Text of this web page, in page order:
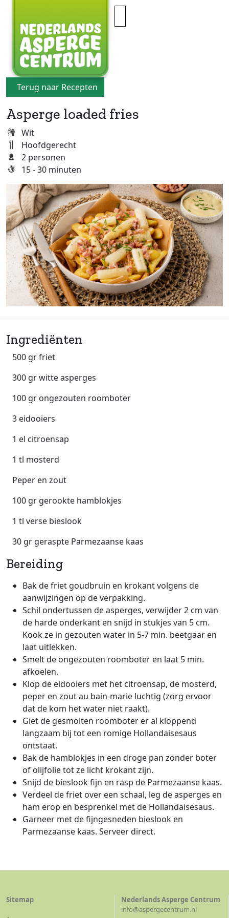
Terug naar Recepten
Asperge loaded fries
Wit
Hoofdgerecht
2 personen
15 - 30 minuten
Ingrediënten
500 gr friet
300 gr witte asperges
100 gr ongezouten roomboter
3 eidooiers
1 el citroensap
1 tl mosterd
Peper en zout
100 gr gerookte hamblokjes
1 tl verse bieslook
30 gr geraspte Parmezaanse kaas
Bereiding
Bak de friet goudbruin en krokant volgens de
aanwijzingen op de verpakking.
Schil ondertussen de asperges, verwijder 2 cm van
de harde onderkant en snijd in stukjes van 5 cm.
Kook ze in gezouten water in 5-7 min. beetgaar en
laat uitlekken.
Smelt de ongezouten roomboter en laat 5 min.
afkoelen.
Klop de eidooiers met het citroensap, de mosterd,
peper en zout au bain-marie luchtig (zorg ervoor
dat de kom het water niet raakt).
Giet de gesmolten roomboter er al kloppend
langzaam bij tot een romige Hollandaisesaus
ontstaat.
Bak de hamblokjes in een droge pan zonder boter
of olijfolie tot ze licht krokant zijn.
Snijd de bieslook fijn en rasp de Parmezaanse kaas.
Verdeel de friet over een schaal, leg de asperges en
ham erop en besprenkel met de Hollandaisesaus.
Garneer met de fijngesneden bieslook en
Parmezaanse kaas. Serveer direct.
Sitemap
Nederlands Asperge Centrum
info@aspergecentrum.nl